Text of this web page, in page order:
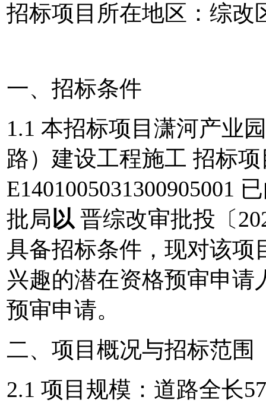
招标项目所在地区：综改
一、招标条件
1.1 本招标项目 潇河产业
路）建设工程施工 招标
E1401005031300905001
批局以 晋综改审批投〔
具备招标条件，现对该项
兴趣的潜在资格预审申请
预审申请。
二、项目概况与招标范围
2.1 项目 规模： 道路全长